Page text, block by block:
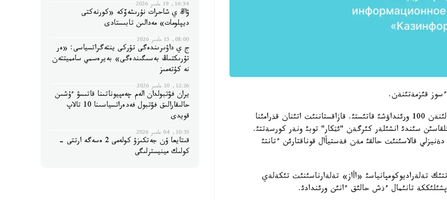
قئزمةتئنةن.
بةدةلدئ مؤزئكالئق فةستيأالگة الةمنئث 20 شاقتئ ةلئنةن 100 ورئنداؤشئ قاتئستئ. قازاقستاننئث اتئنان قذرامئنا
سئندئ انشئلةر كئرگةن "ئثكار" توبئ ونةر كورسةتتئ.
قالاسئنئث حالقئ مةن فةستيأال قوناقتارئن ءتانتئ
تةلةراديوكومپانياسئ «اأاز» تةلةارناسئنئث تئكةلةي
تانئمال ءذش حالئق ءانئن ورئندادئ.
16:54, 19 مامىر 2026
ۋاڭ ي شاحرات نۇرىشەۆكە «كورنەكتى
ديپلومات» مەدالىن تابىستادى
08:00, 15 مامىر 2026
ج ي داۋىرىندەگى تۇركى ينتەگراتسياسى: «ەر
تۇرىكتىڭ بەسىگىندەگى» بەيرەسمي سامميتتەن
نە كۇتەمىز
12:26, 10 مامىر 2026
يران فۋتبولدان الەم چەمپيوناتىنا قاتىسۋ ءۇشىن
حالىقارالىق فۋتبول فەدەراتسياسىنا 10 تالاپ
قويدى
10:55, 04 مامىر 2026
قىتايعا ۇن جەتكىزۋ كولەمى 2 ەسەگە ارتتى -
كولىك مينيسترلىگى